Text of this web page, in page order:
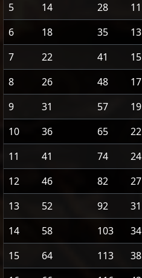
5
14 28 11
6
18 35 13
7
22 41 15
8
26 48 17
9
31 57 19
10
36 65 22
11
41 74 24
12
46 82 27
13
52 92 31
14
58 103 34
15
64 113 38